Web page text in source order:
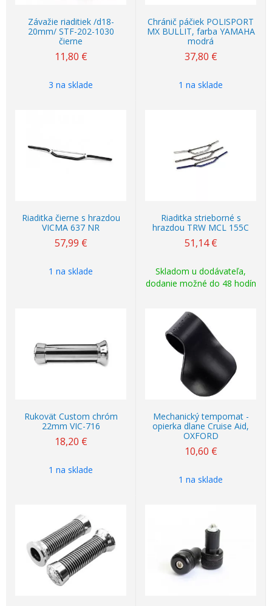
Závažie riaditiek /d18-
20mm/ STF-202-1030
čierne
11,80 €
3 na sklade
Chránič páčiek POLISPORT
MX BULLIT, farba YAMAHA
modrá
37,80 €
1 na sklade
Riaditka čierne s hrazdou
VICMA 637 NR
57,99 €
1 na sklade
Riaditka strieborné s
hrazdou TRW MCL 155C
51,14 €
Skladom u dodávateľa,
dodanie možné do 48 hodín
Rukovät Custom chróm
22mm VIC-716
18,20 €
1 na sklade
Mechanický tempomat -
opierka dlane Cruise Aid,
OXFORD
10,60 €
1 na sklade